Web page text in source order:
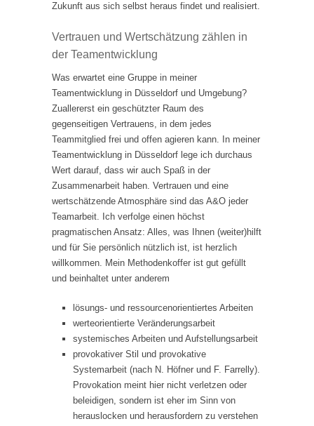
Zukunft aus sich selbst heraus findet und realisiert.
Vertrauen und Wertschätzung zählen in
der Teamentwicklung
Was erwartet eine Gruppe in meiner
Teamentwicklung in Düsseldorf und Umgebung?
Zuallererst ein geschützter Raum des
gegenseitigen Vertrauens, in dem jedes
Teammitglied frei und offen agieren kann. In meiner
Teamentwicklung in Düsseldorf lege ich durchaus
Wert darauf, dass wir auch Spaß in der
Zusammenarbeit haben. Vertrauen und eine
wertschätzende Atmosphäre sind das A&O jeder
Teamarbeit. Ich verfolge einen höchst
pragmatischen Ansatz: Alles, was Ihnen (weiter)hilft
und für Sie persönlich nützlich ist, ist herzlich
willkommen. Mein Methodenkoffer ist gut gefüllt
und beinhaltet unter anderem
lösungs- und ressourcenorientiertes Arbeiten
werteorientierte Veränderungsarbeit
systemisches Arbeiten und Aufstellungsarbeit
provokativer Stil und provokative
Systemarbeit (nach N. Höfner und F. Farrelly).
Provokation meint hier nicht verletzen oder
beleidigen, sondern ist eher im Sinn von
herauslocken und herausfordern zu verstehen